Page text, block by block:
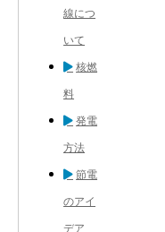
線につ
いて
核燃
料
発電
方法
節電
のアイ
デア